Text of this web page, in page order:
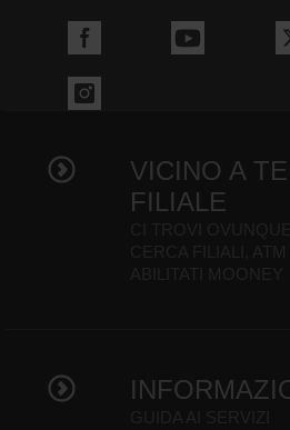
VICINO A
FILIALE